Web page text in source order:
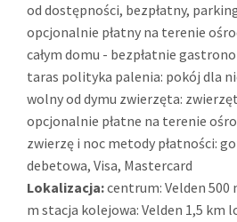
od dostępności, bezpłatny,
opcjonalnie płatny na terenie
całym domu - bezpłatnie
taras polityka palenia: pokój dla
wolny od dymu zwierzęta:
opcjonalnie płatne na terenie
zwierzę i noc metody płatności:
debetowa, Visa, Mastercard
Lokalizacja:centrum: Velden 500
m stacja kolejowa: Velden 1,5 km